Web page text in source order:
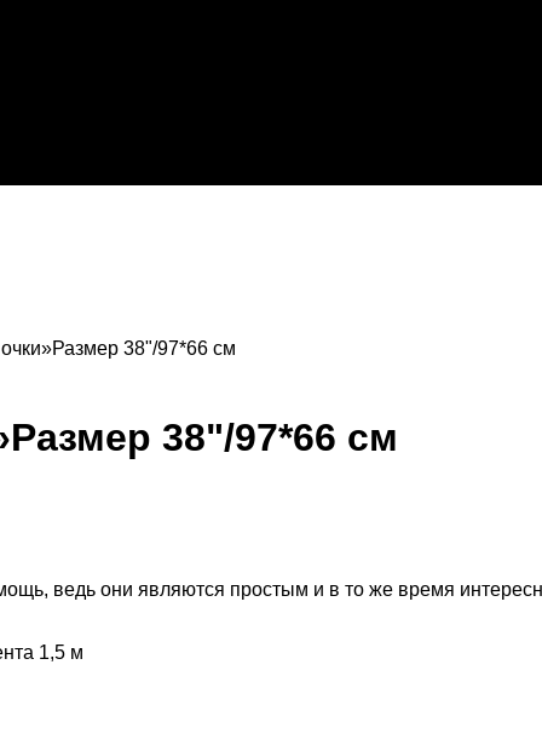
38"/97*66 см
Размер 38"/97*66 см
ведь они являются простым и в то же время
1,5 м